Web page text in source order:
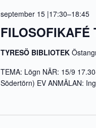
september 15 |17:30–18:45
TYRESÖ BIBLIOTEK
TEMA: Lögn NÄR: 15/9
Södertörn) EV ANMÄLAN: